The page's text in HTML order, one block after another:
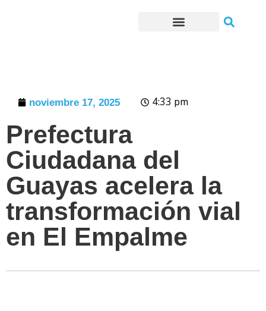
noviembre 17, 2025 4:33 pm
Prefectura
Ciudadana del
Guayas acelera la
transformación vial
en El Empalme